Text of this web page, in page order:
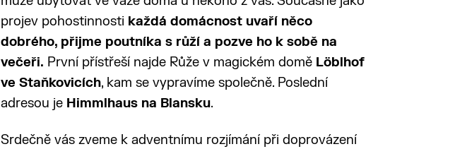
projev pohostinnosti každá domácnost uvaří něco
dobrého, přijme poutníka s růží a pozve ho k sobě na
večeři. První přístřeší najde Růže v magickém domě Löblhof
ve Staňkovicích, kam se vypravíme společně. Poslední
adresou je Himmlhaus na Blansku.
Srdečně vás zveme k adventnímu rozjímání při doprovázení